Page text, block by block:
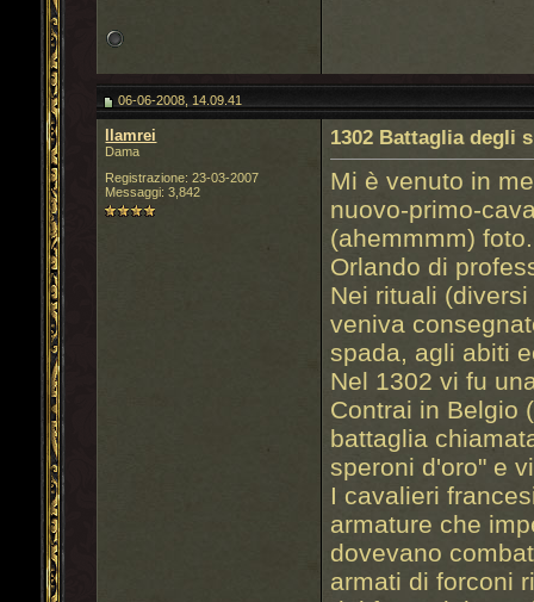
06-06-2008, 14.09.41
llamrei
Dama
Registrazione: 23-03-2007
Messaggi: 3,842
1302 Battaglia degli
Mi è venuto in
nuovo-primo-
(ahemmmm)
Orlando di
Nei rituali
veniva
spada, agli abiti
Nel 1302 vi fu
Contrai in Belgio
battaglia
speroni d'oro" e
I cavalieri
armature che
dovevano
armati di forconi